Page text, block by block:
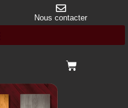
Nous contacter